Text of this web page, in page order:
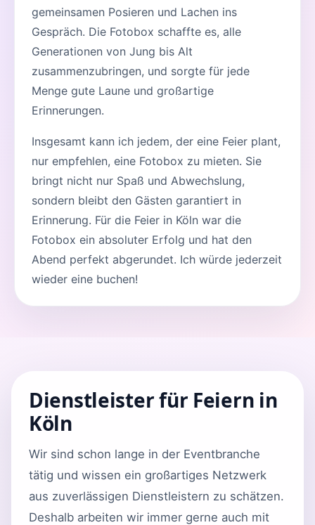
gemeinsamen Posieren und Lachen ins
Gespräch. Die Fotobox schaffte es, alle
Generationen von Jung bis Alt
zusammenzubringen, und sorgte für jede
Menge gute Laune und großartige
Erinnerungen.
Insgesamt kann ich jedem, der eine Feier plant,
nur empfehlen, eine Fotobox zu mieten. Sie
bringt nicht nur Spaß und Abwechslung,
sondern bleibt den Gästen garantiert in
Erinnerung. Für die Feier in Köln war die
Fotobox ein absoluter Erfolg und hat den
Abend perfekt abgerundet. Ich würde jederzeit
wieder eine buchen!
Dienstleister für Feiern in
Köln
Wir sind schon lange in der Eventbranche
tätig und wissen ein großartiges Netzwerk
aus zuverlässigen Dienstleistern zu schätzen.
Deshalb arbeiten wir immer gerne auch mit